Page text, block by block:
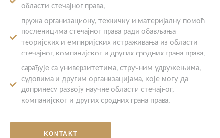
области стечајног права,
пружа организациону, техничку и материјалну помоћ
посленицима стечајног права ради обављања
теоријских и емпиријских истраживања из области
стечајног, компанијског и других сродних грана права,
сарађује са универзитетима, стручним удружењима,
судовима и другим организацијама, које могу да
допринесу развоју научне области стечајног,
компанијског и других сродних грана права,
KONTAKT